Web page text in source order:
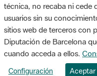
técnica, no recaba ni cede
usuarios sin su
sitios web de terceros con
Diputación de Barcelona
cuando acceda a ellos.
Configuración Aceptar